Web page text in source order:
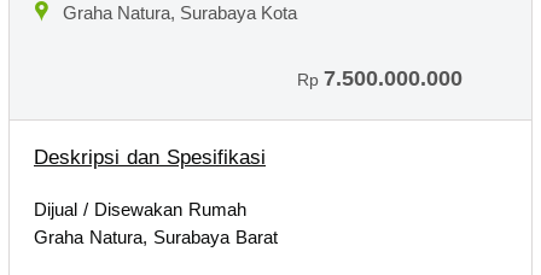
Graha Natura, Surabaya Kota
Rp 7.500.000.000
Deskripsi dan Spesifikasi
Dijual / Disewakan Rumah
Graha Natura, Surabaya Barat